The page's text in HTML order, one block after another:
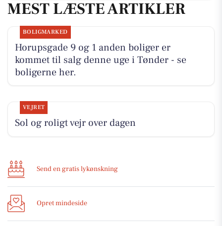
MEST LÆSTE ARTIKLER
BOLIGMARKED
Horupsgade 9 og 1 anden boliger er
kommet til salg denne uge i Tønder - se
boligerne her.
VEJRET
Sol og roligt vejr over dagen
Send en gratis lykønskning
Opret mindeside